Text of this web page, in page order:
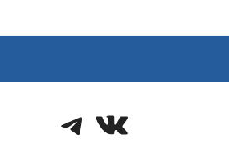
Telegram
VK